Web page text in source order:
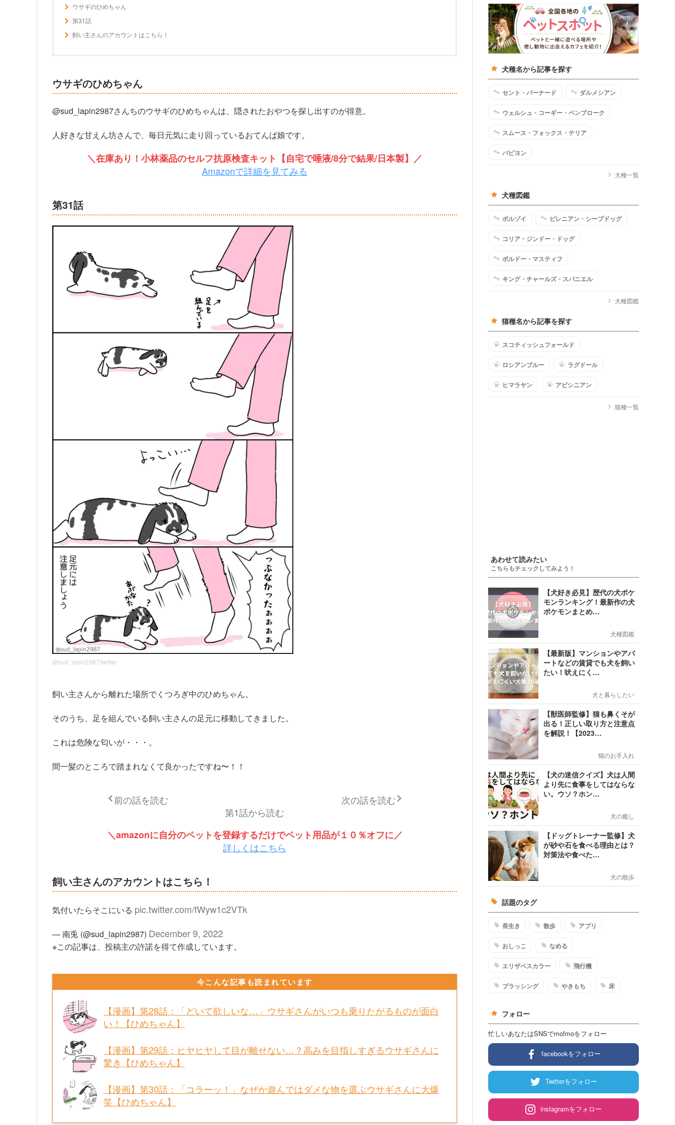
ウサギのひめちゃん
第31話
飼い主さんのアカウントはこちら！
ウサギのひめちゃん
@sud_lapin2987さんちのウサギのひめちゃんは、隠されたおやつを探し出すのが得意。
人好きな甘えん坊さんで、毎日元気に走り回っているおてんば娘です。
＼在庫あり！小林薬品のセルフ抗原検査キット【自宅で唾液/8分で結果/日本製】／
Amazonで詳細を見てみる
第31話
@sud_lapin2987/twitter
飼い主さんから離れた場所でくつろぎ中のひめちゃん。
そのうち、足を組んでいる飼い主さんの足元に移動してきました。
これは危険な匂いが・・・。
間一髪のところで踏まれなくて良かったですね〜！！
前の話を読む
次の話を読む
第1話から読む
＼amazonに自分のペットを登録するだけでペット用品が１０％オフに／
詳しくはこちら
飼い主さんのアカウントはこちら！
気付いたらそこにいる pic.twitter.com/fWyw1c2VTk
— 南兎 (@sud_lapin2987) December 9, 2022
※この記事は、投稿主の許諾を得て作成しています。
今こんな記事も読まれています
【漫画】第28話：「どいて欲しいな…」ウサギさんがいつも乗りたがるものが面白
い！【ひめちゃん】
【漫画】第29話：ヒヤヒヤして目が離せない…？高みを目指しすぎるウサギさんに
驚き【ひめちゃん】
【漫画】第30話：「コラーッ！」なぜか遊んではダメな物を選ぶウサギさんに大爆
笑【ひめちゃん】
犬種名から記事を探す
セント・バーナード ダルメシアン
ウェルシュ・コーギー・ペンブローク
スムース・フォックス・テリア
パピヨン
犬種一覧
犬種図鑑
ボルゾイ ピレニアン・シープドッグ
コリア・ジンドー・ドッグ
ボルドー・マスティフ
キング・チャールズ・スパニエル
犬種図鑑
猫種名から記事を探す
スコティッシュフォールド
ロシアンブルー ラグドール
ヒマラヤン アビシニアン
猫種一覧
あわせて読みたい
こちらもチェックしてみよう！
【犬好き必見】歴代の犬ポケ
モンランキング！最新作の犬
ポケモンまとめ…
犬種図鑑
【最新版】マンションやアパ
ートなどの賃貸でも犬を飼い
たい！吠えにく…
犬と暮らしたい
【獣医師監修】猫も鼻くそが
出る！正しい取り方と注意点
を解説！【2023…
猫のお手入れ
【犬の迷信クイズ】犬は人間
より先に食事をしてはならな
い。ウソ？ホン…
犬の癒し
【ドッグトレーナー監修】犬
が砂や石を食べる理由とは？
対策法や食べた…
犬の散歩
話題のタグ
長生き 散歩 アプリ
おしっこ なめる
エリザベスカラー 飛行機
ブラッシング やきもち 床
フォロー
忙しいあなたはSNSでmofmoをフォロー
facebookをフォロー
Twitterをフォロー
instagramをフォロー